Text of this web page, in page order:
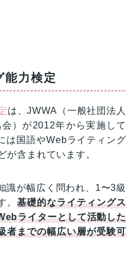
力検定
は、JWWA（一般社団法人
）が2012年から実施して
は国語やWebライティング
が含まれています。
識が幅広く問われ、1〜3級
。基礎的なライティングス
ライターとして活動した
者までの幅広い層が受験可